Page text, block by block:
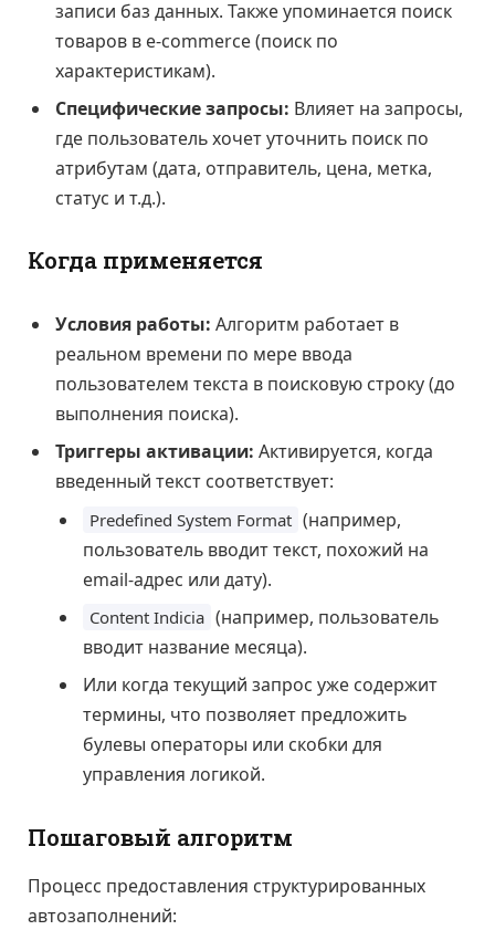
записи баз данных. Также упоминается поиск
товаров в e-commerce (поиск по
характеристикам).
Специфические запросы: Влияет на запросы,
где пользователь хочет уточнить поиск по
атрибутам (дата, отправитель, цена, метка,
статус и т.д.).
Когда применяется
Условия работы: Алгоритм работает в
реальном времени по мере ввода
пользователем текста в поисковую строку (до
выполнения поиска).
Триггеры активации: Активируется, когда
введенный текст соответствует:
Predefined System Format (например,
пользователь вводит текст, похожий на
email-адрес или дату).
Content Indicia (например, пользователь
вводит название месяца).
Или когда текущий запрос уже содержит
термины, что позволяет предложить
булевы операторы или скобки для
управления логикой.
Пошаговый алгоритм
Процесс предоставления структурированных
автозаполнений: